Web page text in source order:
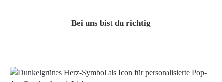
Bei uns bist du richtig